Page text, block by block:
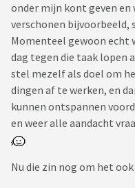
onder mijn kont geven en
verschonen bijvoorbeeld,
Momenteel gewoon echt
dag tegen die taak lopen
stel mezelf als doel om
dingen af te werken, en
kunnen ontspannen
en weer alle aandacht
Nu die zin nog om het